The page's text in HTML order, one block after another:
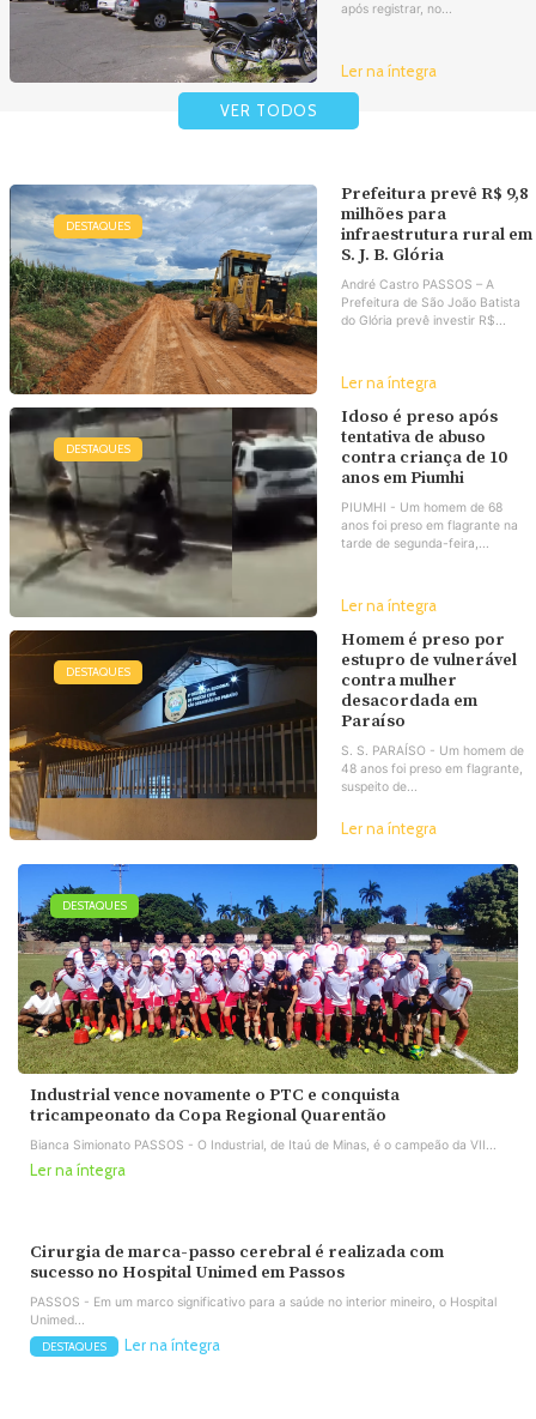
após registrar, no...
Ler na íntegra
VER TODOS
DESTAQUES
Prefeitura prevê R$ 9,8
milhões para
infraestrutura rural em
S. J. B. Glória
André Castro PASSOS – A
Prefeitura de São João Batista
do Glória prevê investir R$...
Ler na íntegra
DESTAQUES
Idoso é preso após
tentativa de abuso
contra criança de 10
anos em Piumhi
PIUMHI - Um homem de 68
anos foi preso em flagrante na
tarde de segunda-feira,...
Ler na íntegra
DESTAQUES
Homem é preso por
estupro de vulnerável
contra mulher
desacordada em
Paraíso
S. S. PARAÍSO - Um homem de
48 anos foi preso em flagrante,
suspeito de...
Ler na íntegra
DESTAQUES
Industrial vence novamente o PTC e conquista
tricampeonato da Copa Regional Quarentão
Bianca Simionato PASSOS - O Industrial, de Itaú de Minas, é o campeão da VII...
Ler na íntegra
Cirurgia de marca-passo cerebral é realizada com
sucesso no Hospital Unimed em Passos
PASSOS - Em um marco significativo para a saúde no interior mineiro, o Hospital
Unimed...
DESTAQUES Ler na íntegra